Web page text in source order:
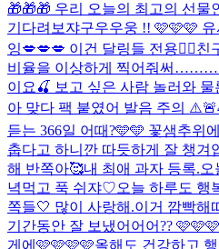
🎁🎁🎁 우리 오늘의 최고의 선물
기다려보쟈구우우웅 !! 🩷🩷🩷
잉💋💋💋 이건 달링들 전용❤️‍🔥친
비율을 이상하게 찍어줘써
이요🍒 보고 싶은 사람 놀러와
아 맞다 팩 붙였어 발음 주의 ⚠️🚨
듣는 366일 어때?🩵🩵 꽃샘추위
춥다고 하니깐 따듯하게 잘 챙겨
해 반쪽아🥰내 최애 과자 등록.오
녁먹고 푹 쉬쟈♡오늘 하루도 행
쪽들🤍 많이 사랑해.이거 깜빡해
기간동안 잘 보냈어어어??
게에🩷🩷🩷🩷올해도 건강하고